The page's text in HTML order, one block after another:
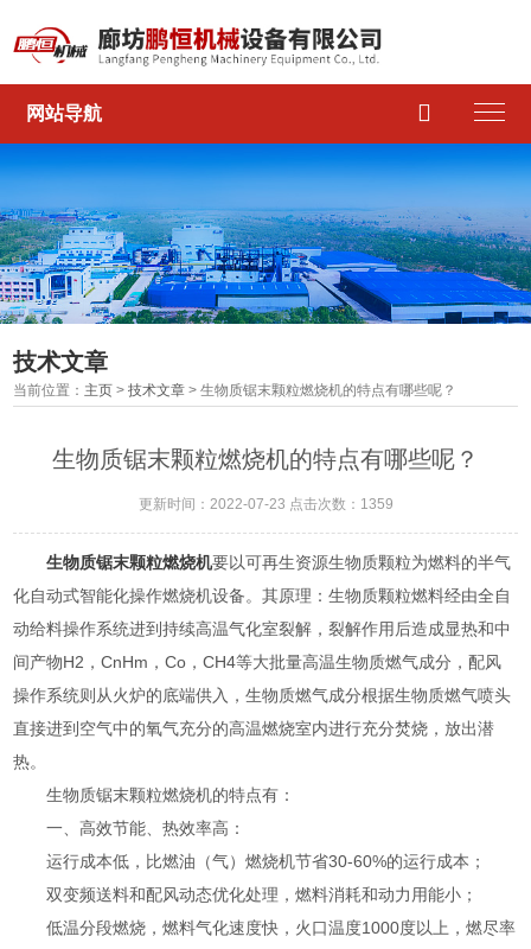
网站导航 
技术文章
当前位置： 主页 >技术文章 > 生物质锯末颗粒燃烧机的特点有哪些呢？
生物质锯末颗粒燃烧机的特点有哪些呢？
更新时间：2022-07-23 点击次数：1359
生物质锯末颗粒燃烧机要以可再生资源生物质颗粒为燃料的半气
化自动式智能化操作燃烧机设备。其原理：生物质颗粒燃料经由全自
动给料操作系统进到持续高温气化室裂解，裂解作用后造成显热和中
间产物H2，CnHm，Co，CH4等大批量高温生物质燃气成分，配风
操作系统则从火炉的底端供入，生物质燃气成分根据生物质燃气喷头
直接进到空气中的氧气充分的高温燃烧室内进行充分焚烧，放出潜
热。
生物质锯末颗粒燃烧机的特点有：
一、高效节能、热效率高：
运行成本低，比燃油（气）燃烧机节省30-60%的运行成本；
双变频送料和配风动态优化处理，燃料消耗和动力用能小；
低温分段燃烧，燃料气化速度快，火口温度1000度以上，燃尽率